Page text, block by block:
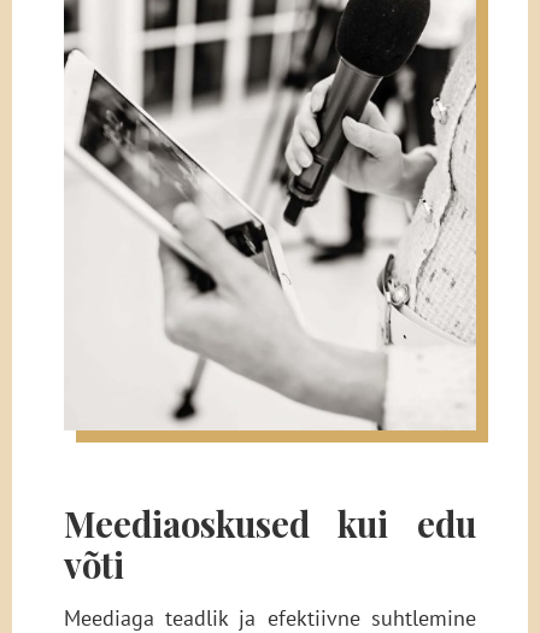
Meediaoskused kui edu
võti
Meediaga teadlik ja efektiivne suhtlemine